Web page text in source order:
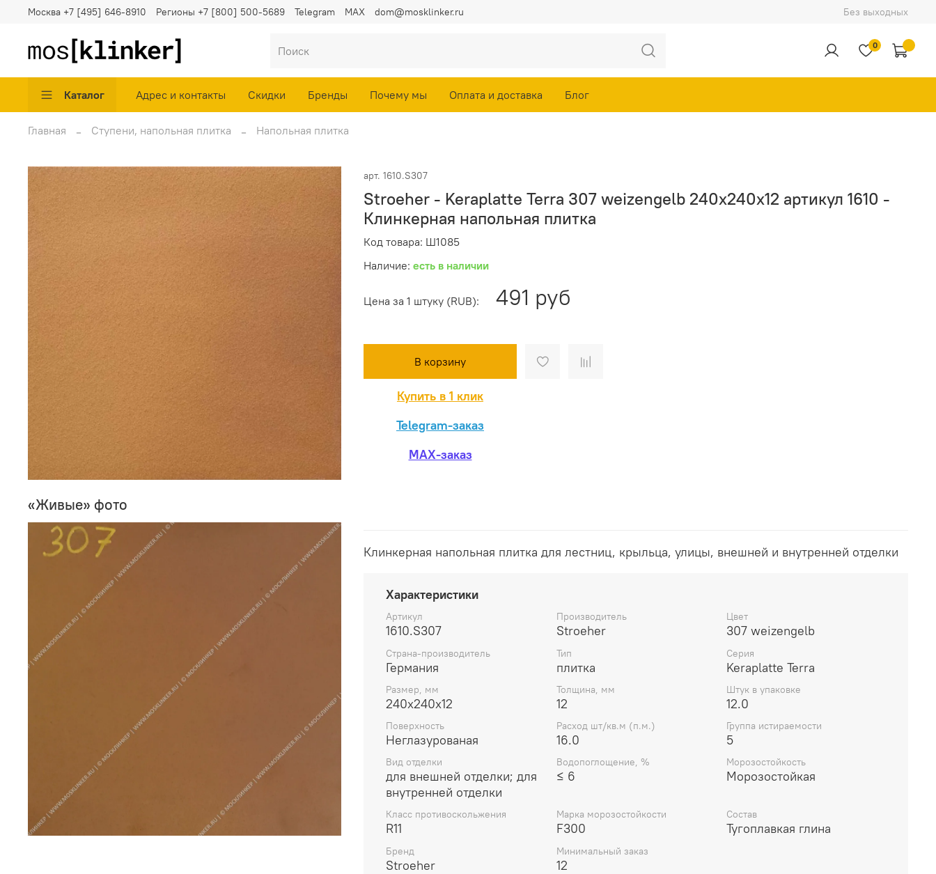
Без выходных
Москва +7 [495] 646-8910 Регионы +7 [800] 500-5689 Telegram MAX dom@mosklinker.ru
0
Каталог Адрес и контакты Скидки Бренды Почему мы Оплата и доставка Блог
Главная Ступени, напольная плитка Напольная плитка
«Живые» фото
арт. 1610.S307
Stroeher - Keraplatte Terra 307 weizengelb 240x240x12 артикул 1610 -
Клинкерная напольная плитка
Код товара: Ш1085
Наличие: есть в наличии
Цена за 1 штуку (RUB): 491 руб
В корзину
Купить в 1 клик
Telegram-заказ
MAX-заказ
Клинкерная напольная плитка для лестниц, крыльца, улицы, внешней и внутренней отделки
Характеристики
Артикул
1610.S307
Производитель
Stroeher
Цвет
307 weizengelb
Страна-производитель
Германия
Тип
плитка
Серия
Keraplatte Terra
Размер, мм
240x240x12
Толщина, мм
12
Штук в упаковке
12.0
Поверхность
Неглазурованая
Расход шт/кв.м (п.м.)
16.0
Группа истираемости
5
Вид отделки
для внешней отделки; для
внутренней отделки
Водопоглощение, %
≤ 6
Морозостойкость
Морозостойкая
Класс противоскольжения
R11
Марка морозостойкости
F300
Состав
Тугоплавкая глина
Бренд
Stroeher
Минимальный заказ
12